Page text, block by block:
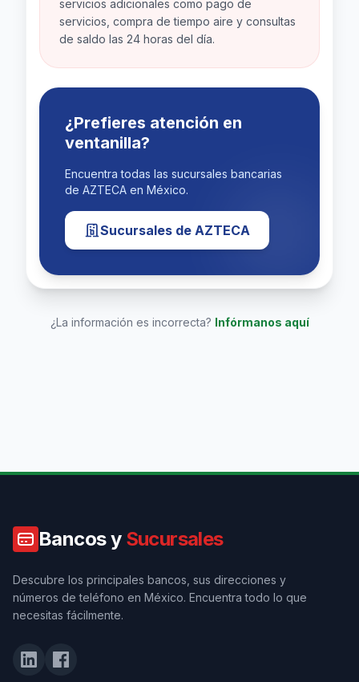
Ubicación Precisa
Lat: 19.09770800, Lng: -96.15187500
servicios adicionales como pago de
servicios, compra de tiempo aire y consultas
de saldo las 24 horas del día.
¿Prefieres atención en
ventanilla?
Encuentra todas las sucursales bancarias
de AZTECA en México.
Sucursales de AZTECA
¿La información es incorrecta? Infórmanos aquí
Bancos y Sucursales
Descubre los principales bancos, sus direcciones y
números de teléfono en México. Encuentra todo lo que
necesitas fácilmente.